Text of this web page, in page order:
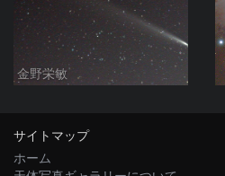
金野栄敏
サイトマップ
ホーム